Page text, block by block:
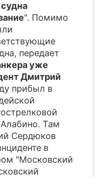
". Помимо
передает
уже
Дмитрий
прибыл в
Там
Сердюков
в
"Московский